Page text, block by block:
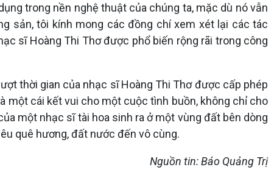
trong nền nghệ thuật của chúng ta, mặc dù nó vẫn
sản, tôi kính mong các đồng chí xem xét lại các tác
sĩ Hoàng Thi Thơ được phổ biến rộng rãi trong công
thời gian của nhạc sĩ Hoàng Thi Thơ được cấp phép
một cái kết vui cho một cuộc tình buồn, không chỉ cho
một nhạc sĩ tài hoa sinh ra ở một vùng đất bên dòng
quê hương, đất nước đến vô cùng.
Nguồn tin: Báo Quảng Trị